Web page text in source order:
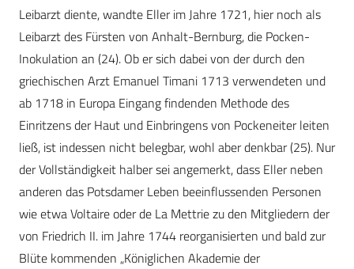
Leibarzt diente, wandte Eller im Jahre 1721, hier noch als
Leibarzt des Fürsten von Anhalt-Bernburg, die Pocken-
Inokulation an (24). Ob er sich dabei von der durch den
griechischen Arzt Emanuel Timani 1713 verwendeten und
ab 1718 in Europa Eingang findenden Methode des
Einritzens der Haut und Einbringens von Pockeneiter leiten
ließ, ist indessen nicht belegbar, wohl aber denkbar (25). Nur
der Vollständigkeit halber sei angemerkt, dass Eller neben
anderen das Potsdamer Leben beeinflussenden Personen
wie etwa Voltaire oder de La Mettrie zu den Mitgliedern der
von Friedrich II. im Jahre 1744 reorganisierten und bald zur
Blüte kommenden „Königlichen Akademie der